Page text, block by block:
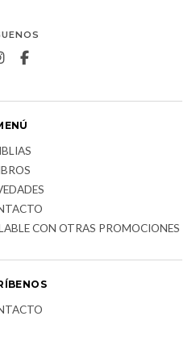
CON OTRAS PROMOCIONES